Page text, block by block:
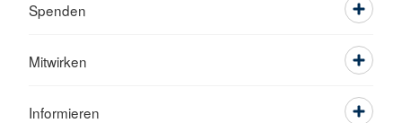
Spenden
Mitwirken
Informieren